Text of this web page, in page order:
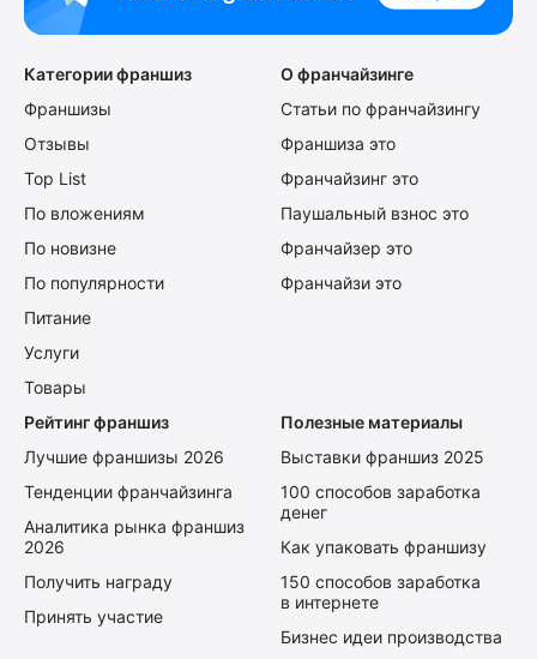
Категории франшиз
Франшизы
Отзывы
Top List
По вложениям
По новизне
По популярности
Питание
Услуги
Товары
О франчайзинге
Статьи по франчайзингу
Франшиза это
Франчайзинг это
Паушальный взнос это
Франчайзер это
Франчайзи это
Рейтинг франшиз
Лучшие франшизы 2026
Тенденции франчайзинга
Аналитика рынка франшиз
2026
Получить награду
Принять участие
Полезные материалы
Выставки франшиз 2025
100 способов заработка
денег
Как упаковать франшизу
150 способов заработка
в интернете
Бизнес идеи производства